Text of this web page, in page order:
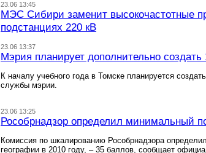
23.06 13:45
МЭС Сибири заменит высокочастотные
подстанциях 220 кВ
23.06 13:37
Мэрия планирует дополнительно
К началу учебного года в Томске планируется
службы мэрии.
23.06 13:25
Рособрнадзор определил минимальный
Комиссия по шкалированию Рособрнадзора
географии в 2010 году, – 35 баллов, сообщает